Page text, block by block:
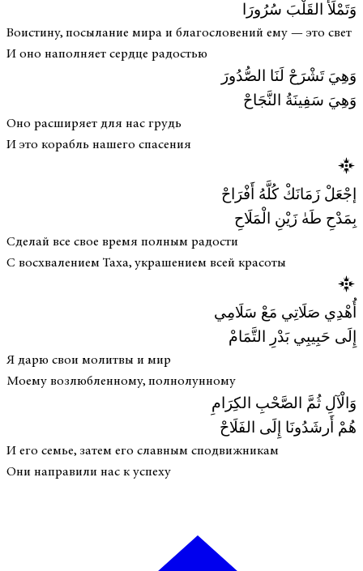
وَتَمْلَأُ القَلْبَ سُرُورَا
Воистину, посылание мира и благословений ему — это свет
И оно наполняет сердце радостью
وَهِيَ تَشْرَحْ لَنَا الصُّدُورَ
وَهِيَ سَفِينَةُ النَّجَاحْ
Оно расширяет для нас грудь
И это корабль нашего спасения
إجْعَلْ زَمَانَكْ كُلَّهُ أَفْرَاحْ
بِمَدْحِ طَهٰ زَيْنِ الْمَلَاحِ
Сделай все свое время полным радости
С восхвалением Таха, украшением всей красоты
أُهْدِي صَلَاتِي مَعْ سَلَامِي
إِلَى حَبِيبِي بَدْرِ التَّمَامْ
Я дарю свои молитвы и мир
Моему возлюбленному, полнолунному
وَالْآلِ ثُمَّ الصَّحْبِ الكِرَامِ
هُمْ أَرشَدُونَا إِلَى الفَلَاحْ
И его семье, затем его славным сподвижникам
Они направили нас к успеху